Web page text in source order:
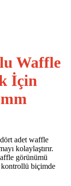
Waffle
İçin
adet waffle
kolaylaştırır.
görünümü
kontrollü biçimde